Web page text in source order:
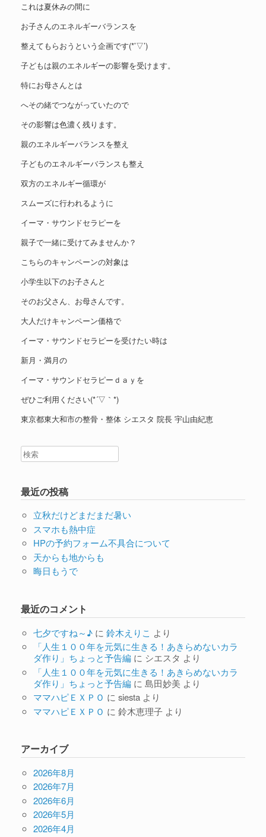
これは夏休みの間に
お子さんのエネルギーバランスを
整えてもらおうという企画です(*’▽’)
子どもは親のエネルギーの影響を受けます。
特にお母さんとは
へその緒でつながっていたので
その影響は色濃く残ります。
親のエネルギーバランスを整え
子どものエネルギーバランスも整え
双方のエネルギー循環が
スムーズに行われるように
イーマ・サウンドセラピーを
親子で一緒に受けてみませんか？
こちらのキャンペーンの対象は
小学生以下のお子さんと
そのお父さん、お母さんです。
大人だけキャンペーン価格で
イーマ・サウンドセラピーを受けたい時は
新月・満月の
イーマ・サウンドセラピーｄａｙを
ぜひご利用ください(*´▽｀*)
東京都東大和市の整骨・整体 シエスタ 院長 宇山由紀恵
最近の投稿
立秋だけどまだまだ暑い
スマホも熱中症
HPの予約フォーム不具合について
天からも地からも
晦日もうで
最近のコメント
七夕ですね～♪に 鈴木えりこ より
「人生１００年を元気に生きる！あきらめないカラ
ダ作り」ちょっと予告編に シエスタ より
「人生１００年を元気に生きる！あきらめないカラ
ダ作り」ちょっと予告編に 島田妙美 より
ママハピＥＸＰＯ に siestaより
ママハピＥＸＰＯ に 鈴木恵理子より
アーカイブ
2026年8月
2026年7月
2026年6月
2026年5月
2026年4月